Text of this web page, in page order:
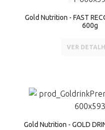
Gold Nutrition - FAST
600g
VER
Gold Nutrition - GOLD